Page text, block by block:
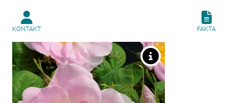
KONTAKT FAKTA